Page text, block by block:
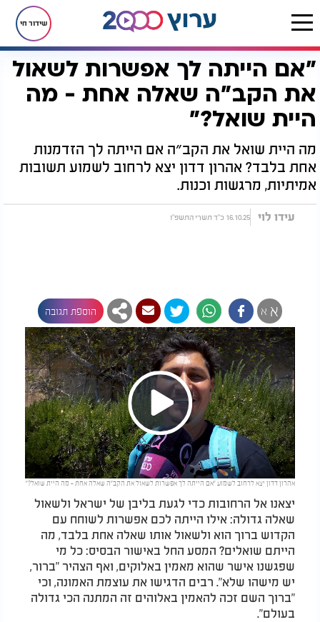
שידור חי
דף הבית יהדות "אם הייתה לך אפשרות לשאול את הקב״ה שאלה אחת - מה היית שואל?"
"אם הייתה לך אפשרות לשאול
את הקב״ה שאלה אחת - מה
היית שואל?"
מה היית שואל את הקב״ה אם הייתה לך הזדמנות
אחת בלבד? אהרון דדון יצא לרחוב לשמוע תשובות
אמיתיות, מרגשות וכנות.
עידו לוי 16.10.25 כ"ד תשרי התשפ"ו
א א הוספת תגובה
Play
Video
אהרון דדון יצא לרחוב לשמוע "אם הייתה לך אפשרות לשאול את הקב״ה שאלה אחת - מה היית שואל?"
יצאנו אל הרחובות כדי לגעת בליבן של ישראל ולשאול
שאלה גדולה: אילו הייתה לכם אפשרות לשוחח עם
הקדוש ברוך הוא ולשאול אותו שאלה אחת בלבד, מה
הייתם שואלים? המסע החל באישור הבסיס: כל מי
שפגשנו אישר שהוא מאמין באלוקים, ואף הצהיר "ברור,
יש מישהו שלא". רבים הדגישו את עוצמת האמונה, וכי
"ברוך השם זכה להאמין באלוהים זה המתנה הכי גדולה
בעולם".